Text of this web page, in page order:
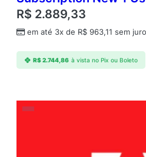
R$ 2.889,33
em até 3x de R$ 963,11 sem
R$2.744,86 à vista no Pix ou Boleto